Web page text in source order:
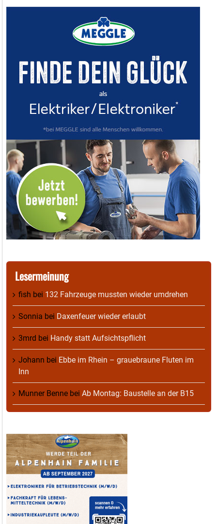
Lesermeinung
fish bei 132 Fahrzeuge mussten wieder umdrehen
Sonnia bei Daxenfeuer wieder erlaubt
3mrd bei Handy statt Aufsichtspflicht
Johann bei Ebbe im Rhein – grauebraune Fluten im
Inn
Munner Benne bei Ab Montag: Baustelle an der B15